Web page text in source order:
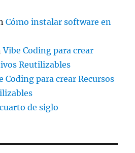
Cómo instalar software en
Vibe Coding para crear
Reutilizables
Coding para crear Recursos
de siglo